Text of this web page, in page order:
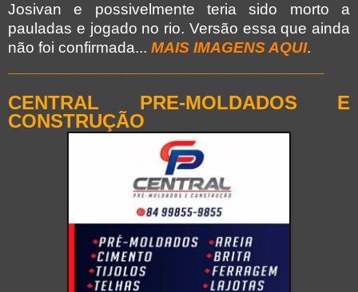
Josivan e possivelmente teria sido morto a
pauladas e jogado no rio. Versão essa que ainda
não foi confirmada... MAIS IMAGENS AQUI.
CENTRAL PRE-MOLDADOS E
CONSTRUÇÃO